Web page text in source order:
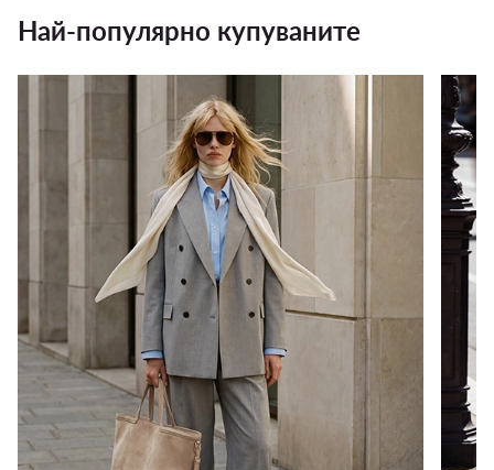
Най-популярно купуваните